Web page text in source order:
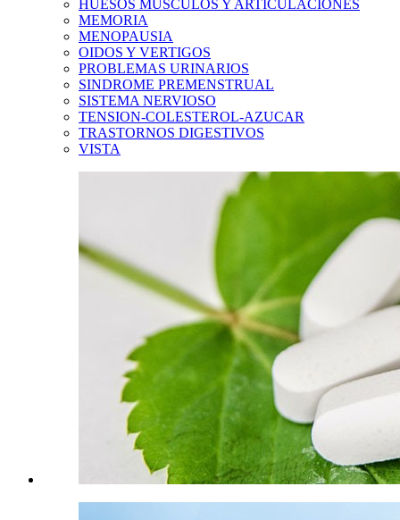
HUESOS MUSCULOS Y ARTICULACIONES
MEMORIA
MENOPAUSIA
OIDOS Y VERTIGOS
PROBLEMAS URINARIOS
SINDROME PREMENSTRUAL
SISTEMA NERVIOSO
TENSION-COLESTEROL-AZUCAR
TRASTORNOS DIGESTIVOS
VISTA